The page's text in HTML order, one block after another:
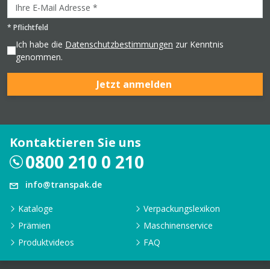
* Pflichtfeld
Ich habe die Datenschutzbestimmungen zur Kenntnis
genommen.
Jetzt anmelden
Kontaktieren Sie uns
0800 210 0 210
info@transpak.de
Kataloge
Verpackungslexikon
Prämien
Maschinenservice
Produktvideos
FAQ